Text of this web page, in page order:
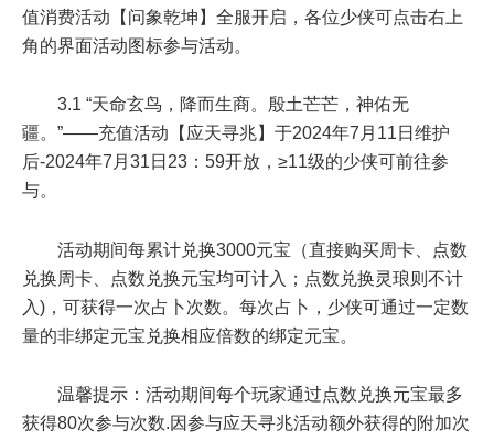
值消费活动【问象乾坤】全服开启，各位少侠可点击右上
角的界面活动图标参与活动。
3.1 “天命玄鸟，降而生商。殷土芒芒，神佑无
疆。”——充值活动【应天寻兆】于2024年7月11日维护
后-2024年7月31日23：59开放，≥11级的少侠可前往参
与。
活动期间每累计兑换3000元宝 （直接购买周卡、点数
兑换周卡、点数兑换元宝均可计入；点数兑换灵琅则不计
入)，可获得一次占卜次数。每次占卜，少侠可通过一定数
量的非绑定元宝兑换相应倍数的绑定元宝。
温馨提示：活动期间每个玩家通过点数兑换元宝最多
获得80次参与次数.因参与应天寻兆活动额外获得的附加次